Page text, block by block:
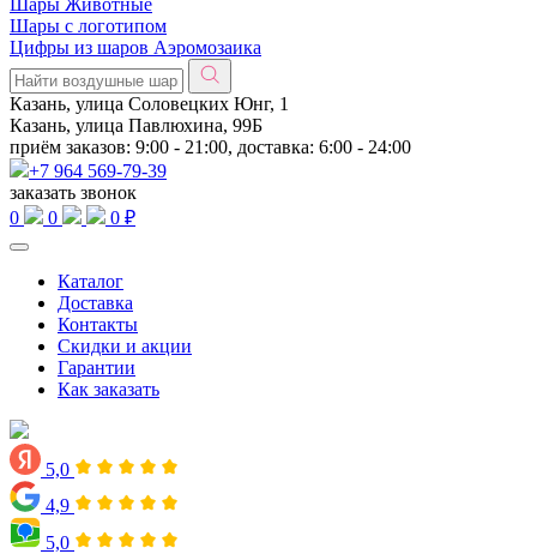
Шары Животные
Шары с логотипом
Цифры из шаров Аэромозаика
Казань, улица Соловецких Юнг, 1
Казань, улица Павлюхина, 99Б
приём заказов: 9:00 - 21:00, доставка: 6:00 - 24:00
+7 964 569-79-39
заказать звонок
0
0 0 ₽
Каталог
Доставка
Контакты
Скидки и акции
Гарантии
Как заказать
5,0
4,9
5,0